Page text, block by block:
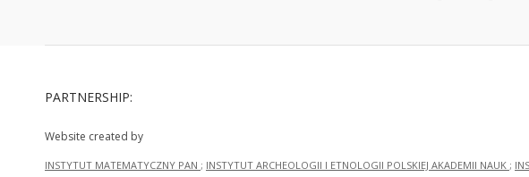
PARTNERSHIP:
Website created by
INSTYTUT MATEMATYCZNY PAN ; INSTYTUT ARCHEOLOGII I ETNOLOGII POLSKIEJ AKADEMII NAUK ;